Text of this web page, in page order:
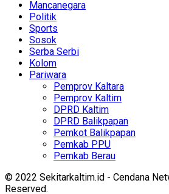
Mancanegara
Politik
Sports
Sosok
Serba Serbi
Kolom
Pariwara
Pemprov Kaltara
Pemprov Kaltim
DPRD Kaltim
DPRD Balikpapan
Pemkot Balikpapan
Pemkab PPU
Pemkab Berau
© 2022 Sekitarkaltim.id - Cendana
Reserved.